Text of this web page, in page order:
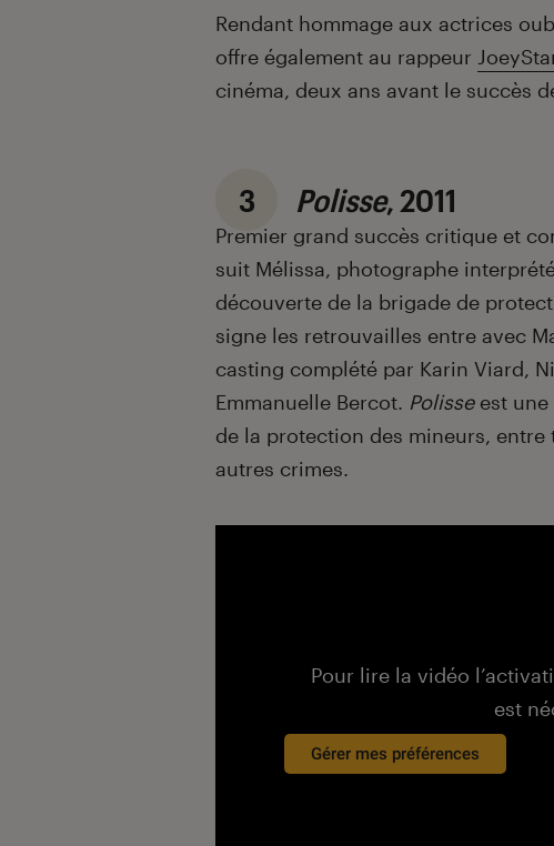
Rendant hommage aux actrices
offre également au rappeur
cinéma, deux ans avant le succès
3 Polisse, 2011
Premier grand succès critique et
suit Mélissa, photographe
découverte de la brigade de
signe les retrouvailles entre avec
casting complété par Karin Viard,
Emmanuelle Bercot. Polisseest une
de la protection des mineurs,
autres crimes.
Pour lire la vidéo
est
Gérer mes préférences